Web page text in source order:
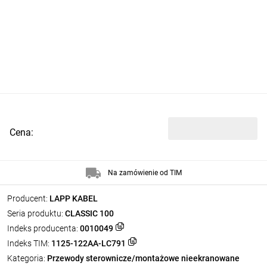
Producent: LAPP KABEL
Seria produktu: CLASSIC 100
Indeks producenta: 0010049
Indeks TIM: 1125-122AA-LC791
Kategoria: Przewody sterownicze/montażowe nieekranowane
Cena:
Na zamówienie od TIM